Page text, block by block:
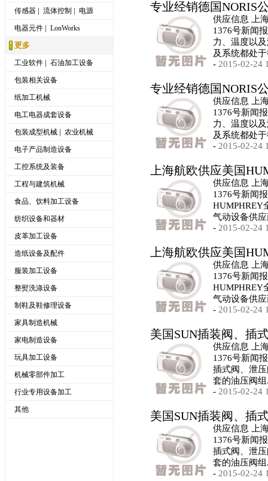
传感器 | 流体控制 | 电源
电器元件 | LonWorks
更多
工业软件 | 石油加工设备
包装相关设备
纸加工机械
电工电器成套设备
包装成型机械 | 农业机械
电子产品制造设备
工控系统及装备
工程与建筑机械
食品、饮料加工设备
纺织设备和器材
皮革加工设备
造纸设备及配件
服装加工设备
整熨洗涤设备
制鞋及鞋修理设备
家具制造机械
家电制造设备
玩具加工设备
机械零部件加工
行业专用设备加工
其他
专业经销德国NORIS
供应信息 上
1376号新闻
力、温度以
及系统都处
- 2015-02-24
专业经销德国NORIS
供应信息 上
1376号新闻
力、温度以
及系统都处
- 2015-02-24
上海航欧供应美国
供应信息 上
1376号新闻
HUMPHREY
气动设备供
- 2015-02-24
上海航欧供应美国
供应信息 上
1376号新闻
HUMPHREY
气动设备供
- 2015-02-24
美国SUN插装阀、插
供应信息 上
1376号新闻
插式阀、泄
套的油压阀
- 2015-02-24
美国SUN插装阀、插
供应信息 上
1376号新闻
插式阀、泄
套的油压阀
- 2015-02-24